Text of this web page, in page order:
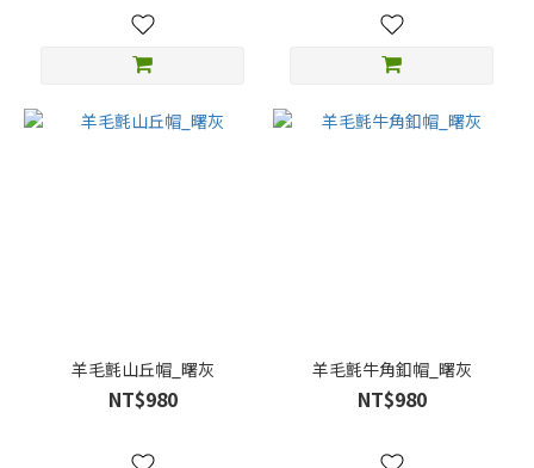
羊毛氈山丘帽_曙灰
NT$980
羊毛氈牛角釦帽_曙灰
NT$980